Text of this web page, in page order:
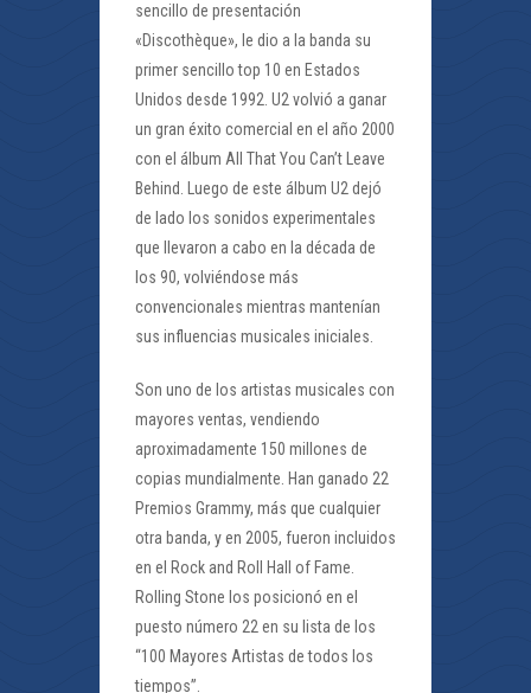
sencillo de presentación
«Discothèque», le dio a la banda su
primer sencillo top 10 en Estados
Unidos desde 1992. U2 volvió a ganar
un gran éxito comercial en el año 2000
con el álbum All That You Can’t Leave
Behind. Luego de este álbum U2 dejó
de lado los sonidos experimentales
que llevaron a cabo en la década de
los 90, volviéndose más
convencionales mientras mantenían
sus influencias musicales iniciales.
Son uno de los artistas musicales con
mayores ventas, vendiendo
aproximadamente 150 millones de
copias mundialmente. Han ganado 22
Premios Grammy, más que cualquier
otra banda, y en 2005, fueron incluidos
en el Rock and Roll Hall of Fame.
Rolling Stone los posicionó en el
puesto número 22 en su lista de los
“100 Mayores Artistas de todos los
tiempos”.